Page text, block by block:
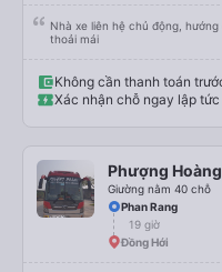
Nhà xe liên hệ chủ động,
thoải mái
Không cần thanh toán
Xác nhận chỗ ngay lập tức
Phượng Hoàng
Giường nằm 40 chỗ
Phan Rang
19 giờ
Đồng Hới